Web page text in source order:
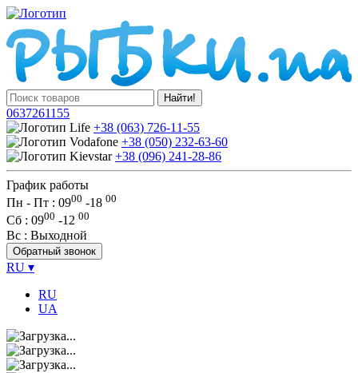
Найти!
0637261155
+38 (063) 726-11-55
+38 (050) 232-63-60
+38 (096) 241-28-86
График работы
Пн - Пт : 0900 -18 00
Сб : 0900 -12 00
Вс : Выходной
Обратный звонок
RU ▾
RU
UA